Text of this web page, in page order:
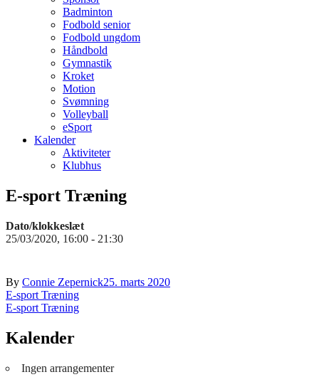
Badminton
Fodbold senior
Fodbold ungdom
Håndbold
Gymnastik
Kroket
Motion
Svømning
Volleyball
eSport
Kalender
Aktiviteter
Klubhus
E-sport Træning
Dato/klokkeslæt
25/03/2020, 16:00 - 21:30
By Connie Zepernick25. marts 2020
Indlægsnavigation
E-sport Træning
E-sport Træning
Kalender
Ingen arrangementer